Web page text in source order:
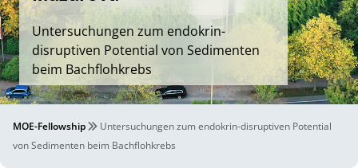
Untersuchungen zum endokrin-
disruptiven Potential von Sedimenten
beim Bachflohkrebs
MOE-Fellowship
Untersuchungen zum endokrin-disruptiven Potential
von Sedimenten beim Bachflohkrebs